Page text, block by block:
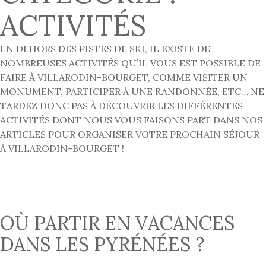
ACTIVITÉS
EN DEHORS DES PISTES DE SKI, IL EXISTE DE
NOMBREUSES ACTIVITÉS QU’IL VOUS EST POSSIBLE DE
FAIRE À VILLARODIN-BOURGET, COMME VISITER UN
MONUMENT, PARTICIPER À UNE RANDONNÉE, ETC… NE
TARDEZ DONC PAS À DÉCOUVRIR LES DIFFÉRENTES
ACTIVITÉS DONT NOUS VOUS FAISONS PART DANS NOS
ARTICLES POUR ORGANISER VOTRE PROCHAIN SÉJOUR
À VILLARODIN-BOURGET !
OÙ PARTIR EN VACANCES
DANS LES PYRÉNÉES ?